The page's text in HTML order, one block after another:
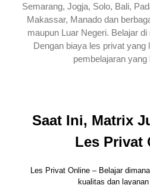
Semarang, Jogja, Solo, Bali,
Makassar, Manado dan
maupun Luar Negeri. Belajar
Dengan biaya les privat yang
pembelajaran yang
Saat Ini, Matrix
Les Privat
Les Privat Online – Belajar
kualitas dan